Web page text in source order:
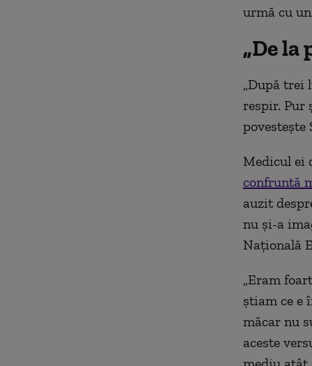
urmă cu
„De la
„După trei
respir. Pur
povestește
Medicul ei
confruntă
auzit
nu și-a
Națională
„Eram
știam ce e
măcar nu
aceste